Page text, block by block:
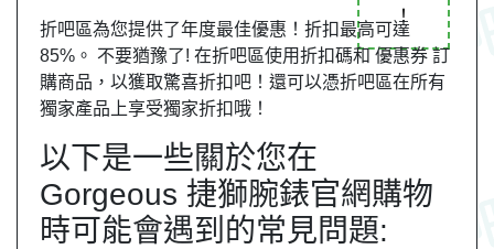
！
折吧區為您提供了年度最佳優惠！折扣最高可達
85%。 不要猶豫了! 在折吧區使用折扣碼和 優惠券 訂
購商品，以獲取驚喜折扣吧！還可以憑折吧區在所有
獨家產品上享受獨家折扣哦！
以下是一些關於您在
Gorgeous 捷獅腕錶官網購物
時可能會遇到的常見問題: